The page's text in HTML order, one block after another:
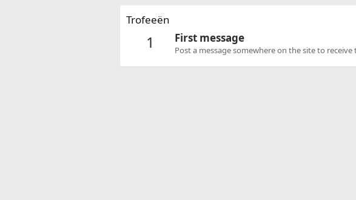
Trofeeën
1 First message
Post a message somewhere on the site to receive